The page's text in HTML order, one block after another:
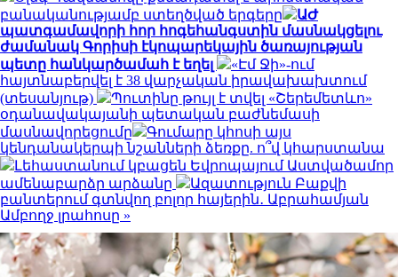
բանականությամբ ստեղծված երգերը
ԱԺ
պատգամավորի հոր հոգեհանգստին մասնակցելու
ժամանակ Գորիսի էկոպարեկային ծառայության
պետը հանկարծամահ է եղել
«Էմ Ջի»-ում
հայտնաբերվել է 38 վարչական իրավախախտում
(տեսանյութ)
Պուտինը թույլ է տվել «Շերեմետևո»
օդանավակայանի պետական բաժնեմասի
մասնավորեցումը
Գումարը կհոսի այս
կենդանակերպի նշանների ձեռքը. ո՞վ կհարստանա
Լեհաստանում կբացեն Եվրոպայում Աստվածամոր
ամենաբարձր արձանը
Ազատություն Բաքվի
բանտերում գտնվող բոլոր հայերին․ Աբրահամյան
Ամբողջ լրահոսը »